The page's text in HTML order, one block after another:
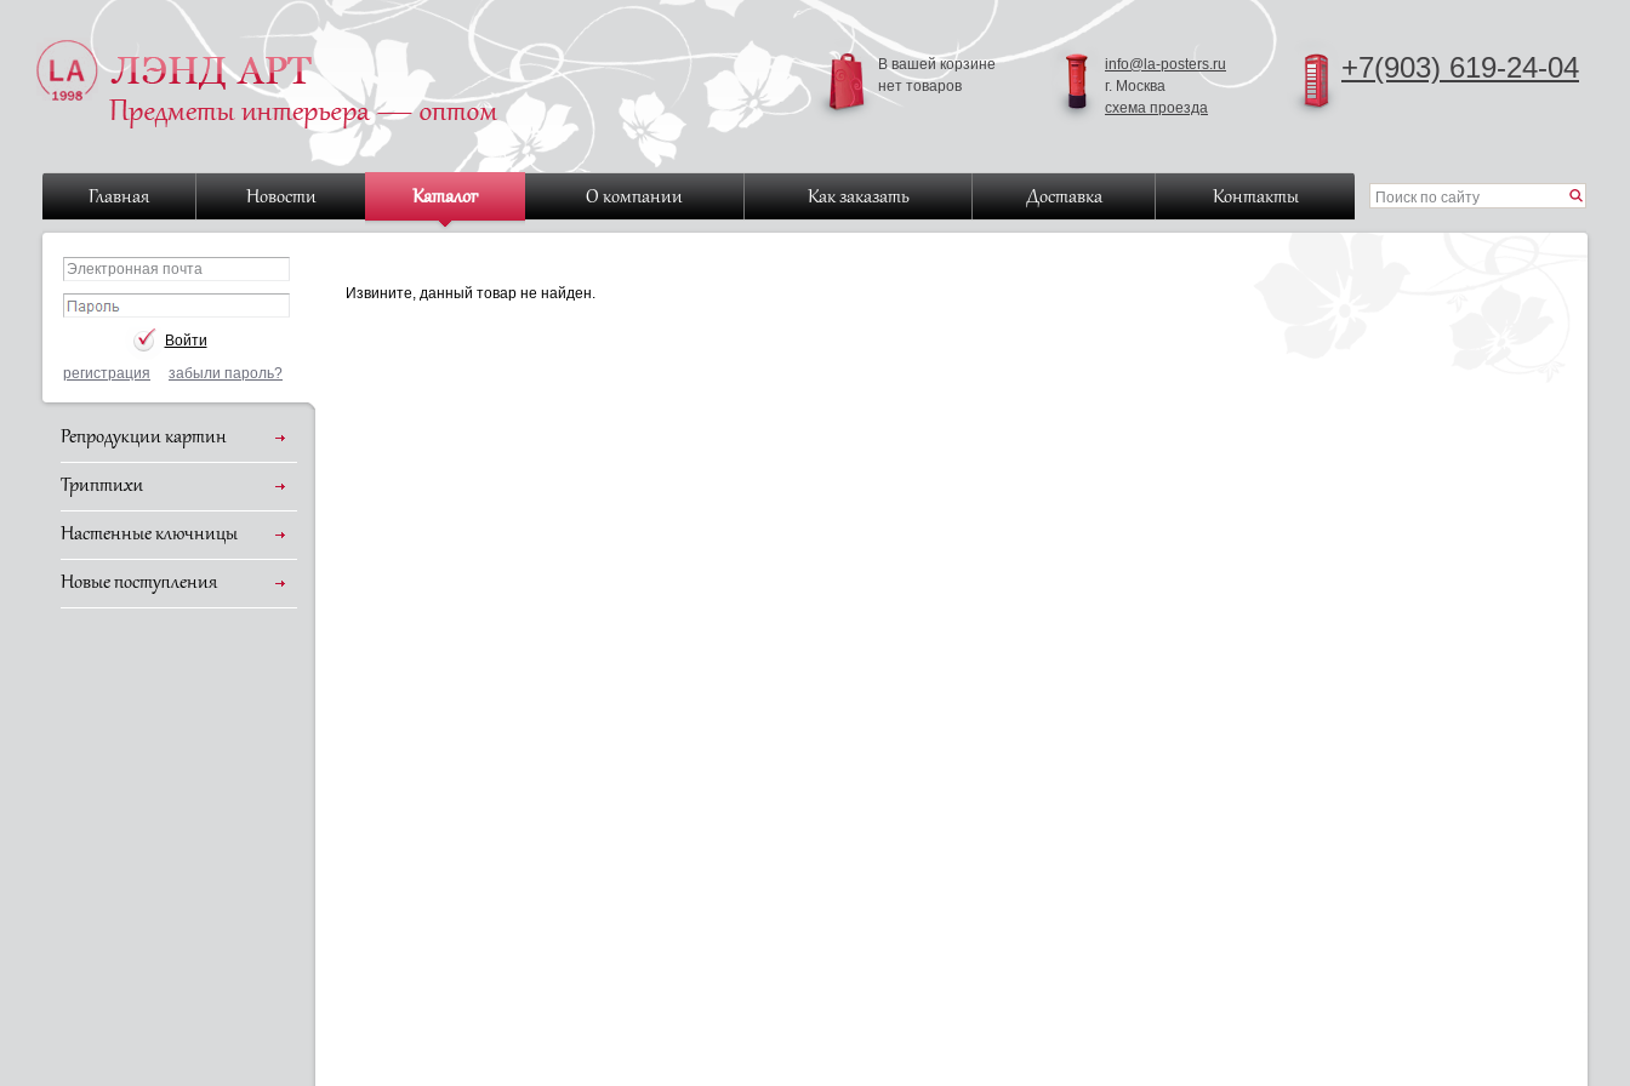
+7(903) 619-24-04
info@la-posters.ru
г. Москва
схема проезда
В вашей корзине
нет товаров
Главная Новости Каталог О компании Как заказать Доставка Контакты
регистрация забыли пароль?
Репродукции картин
Триптихи
Настенные ключницы
Новые поступления
Извините, данный товар не найден.